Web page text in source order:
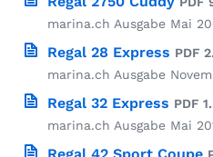
marina.ch Ausgabe Mai
Regal 28 Express PDF
marina.ch Ausgabe
Regal 32 Express PDF
marina.ch Ausgabe Mai